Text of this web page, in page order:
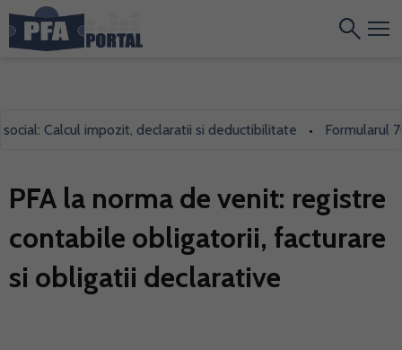
Calcul impozit, declaratii si deductibilitate • Formularul 700,
PFA la norma de venit: registre
contabile obligatorii, facturare
si obligatii declarative